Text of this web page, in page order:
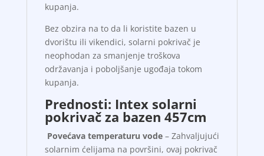
kupanja.
Bez obzira na to da li koristite bazen u
dvorištu ili vikendici, solarni pokrivač je
neophodan za smanjenje troškova
održavanja i poboljšanje ugođaja tokom
kupanja.
Prednosti: Intex solarni
pokrivač za bazen 457cm
Povećava temperaturu vode– Zahvaljujući
solarnim ćelijama na površini, ovaj pokrivač